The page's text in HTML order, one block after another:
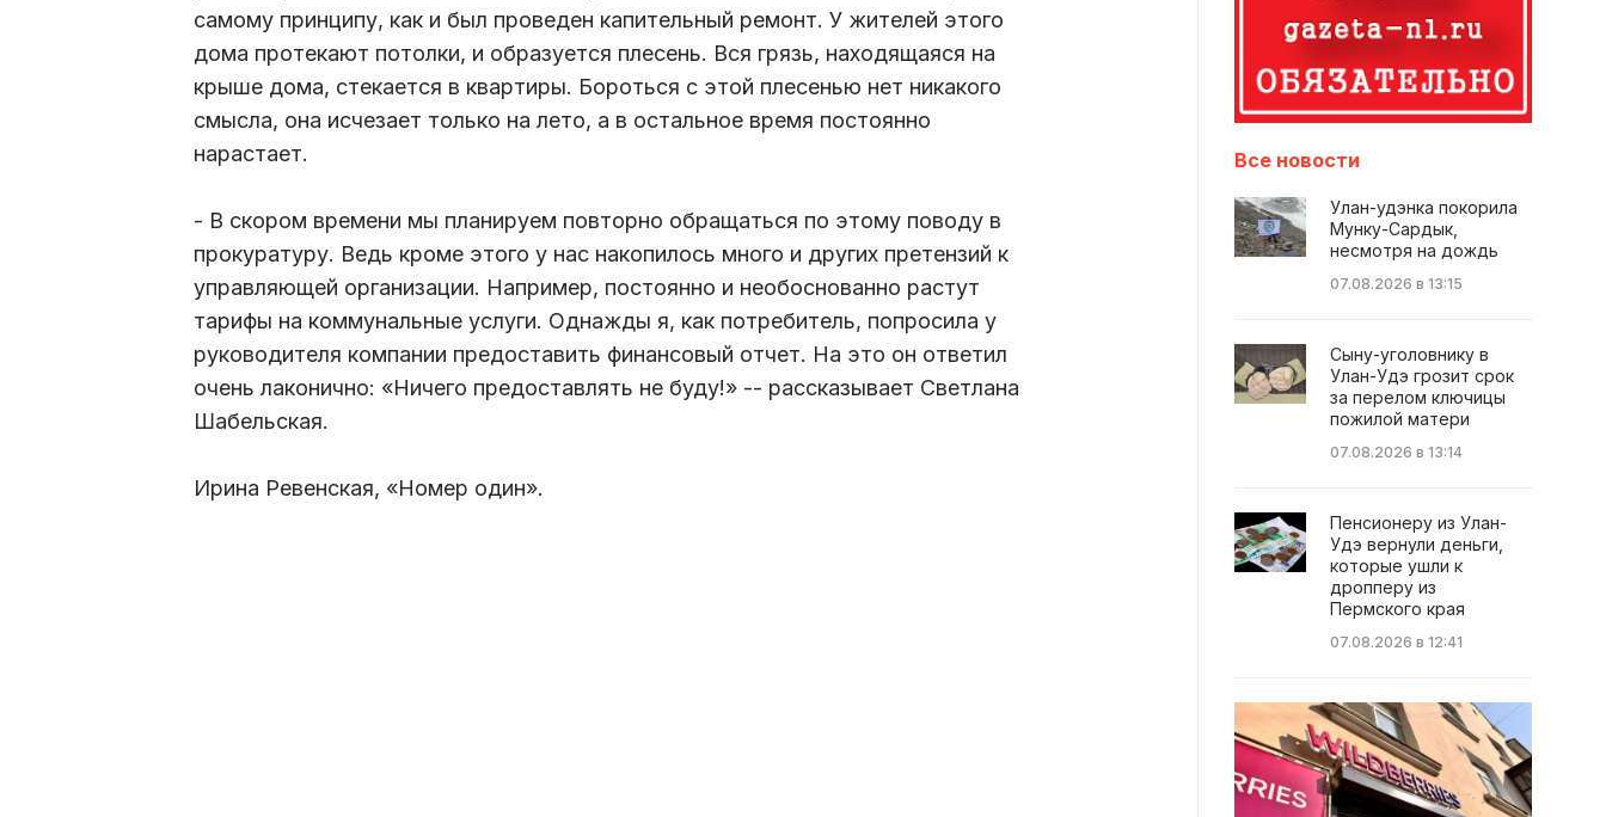
самому принципу, как и был проведен капительный ремонт. У жителей этого
дома протекают потолки, и образуется плесень. Вся грязь, находящаяся на
крыше дома, стекается в квартиры. Бороться с этой плесенью нет никакого
смысла, она исчезает только на лето, а в остальное время постоянно
нарастает.
- В скором времени мы планируем повторно обращаться по этому поводу в
прокуратуру. Ведь кроме этого у нас накопилось много и других претензий к
управляющей организации. Например, постоянно и необоснованно растут
тарифы на коммунальные услуги. Однажды я, как потребитель, попросила у
руководителя компании предоставить финансовый отчет. На это он ответил
очень лаконично: «Ничего предоставлять не буду!» -- рассказывает Светлана
Шабельская.
Ирина Ревенская, «Номер один».
Все новости
Улан-удэнка покорила
Мунку-Сардык,
несмотря на дождь
07.08.2026 в 13:15
Сыну-уголовнику в
Улан-Удэ грозит срок
за перелом ключицы
пожилой матери
07.08.2026 в 13:14
Пенсионеру из Улан-
Удэ вернули деньги,
которые ушли к
дропперу из
Пермского края
07.08.2026 в 12:41